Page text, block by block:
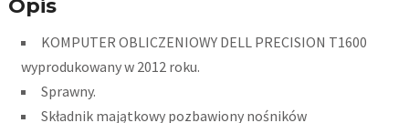
Opis
KOMPUTER OBLICZENIOWY DELL PRECISION T1600
wyprodukowany w 2012 roku.
Sprawny.
Składnik majątkowy pozbawiony nośników